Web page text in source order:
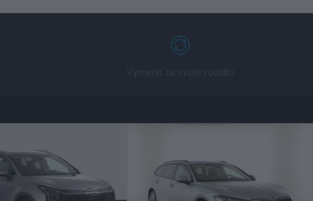
Vymeniť za svoje vozidlo